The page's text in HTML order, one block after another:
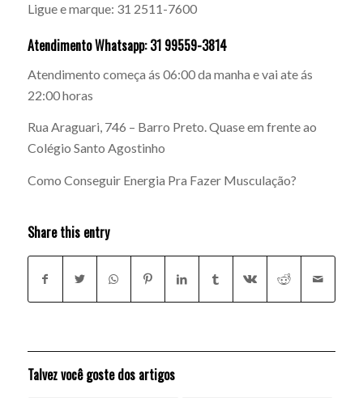
Ligue e marque: 31 2511-7600
Atendimento Whatsapp: 31 99559-3814
Atendimento começa ás 06:00 da manha e vai ate ás
22:00 horas
Rua Araguari, 746 – Barro Preto. Quase em frente ao
Colégio Santo Agostinho
Como Conseguir Energia Pra Fazer Musculação?
Share this entry
Talvez você goste dos artigos